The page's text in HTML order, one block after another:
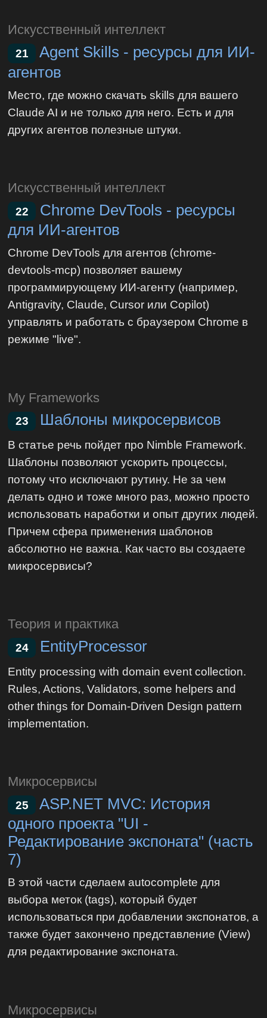
Искусственный интеллект
21
Agent Skills - ресурсы для ИИ-
агентов
Место, где можно скачать skills для вашего
Claude AI и не только для него. Есть и для
других агентов полезные штуки.
Искусственный интеллект
22
Chrome DevTools - ресурсы
для ИИ-агентов
Chrome DevTools для агентов (chrome-
devtools-mcp) позволяет вашему
программирующему ИИ-агенту (например,
Antigravity, Claude, Cursor или Copilot)
управлять и работать с браузером Chrome в
режиме "live".
My Frameworks
23 Шаблоны микросервисов
В статье речь пойдет про Nimble Framework.
Шаблоны позволяют ускорить процессы,
потому что исключают рутину. Не за чем
делать одно и тоже много раз, можно просто
использовать наработки и опыт других людей.
Причем сфера применения шаблонов
абсолютно не важна. Как часто вы создаете
микросервисы?
Теория и практика
24 EntityProcessor
Entity processing with domain event collection.
Rules, Actions, Validators, some helpers and
other things for Domain-Driven Design pattern
implementation.
Микросервисы
25
ASP.NET MVC: История
одного проекта "UI -
Редактирование экспоната" (часть
7)
В этой части сделаем autocomplete для
выбора меток (tags), который будет
использоваться при добавлении экспонатов, а
также будет закончено представление (View)
для редактирование экспоната.
Микросервисы